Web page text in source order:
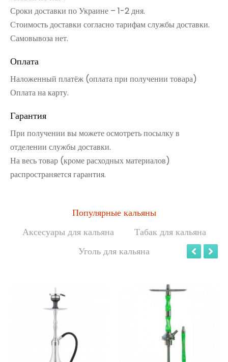
Сроки доставки по Украине – 1-2 дня.
Стоимость доставки согласно тарифам службы доставки.
Самовывоза нет.
Оплата
Наложенный платёж (оплата при получении товара)
Оплата на карту.
Гарантия
При получении вы можете осмотреть посылку в
отделении службы доставки.
На весь товар (кроме расходных материалов)
распространяется гарантия.
Популярные кальяны
Аксесуары для кальяна
Табак для кальяна
Уголь для кальяна